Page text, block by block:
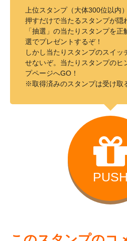
上位スタンプ（大体300位以内
押すだけで当たるスタンプが隠
「抽選」の当たりスタンプを
選でプレゼントするぞ！
しかし当たりスタンプのスイッ
せないぞ。当たりスタンプのヒ
プページへGO！
※取得済みのスタンプは受け取
PUSH